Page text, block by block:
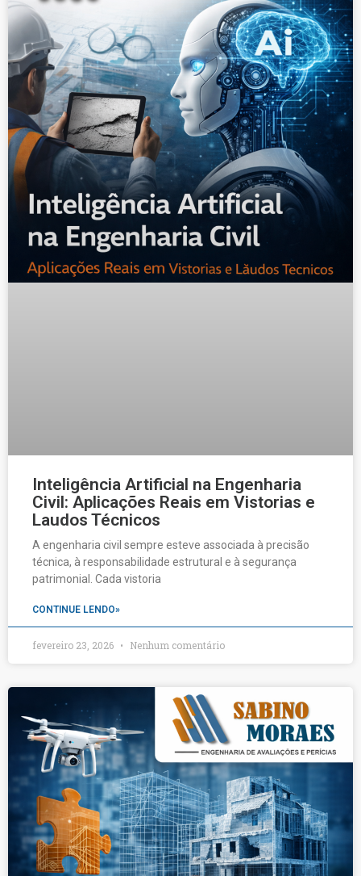
Inteligência Artificial na Engenharia
Civil: Aplicações Reais em Vistorias e
Laudos Técnicos
A engenharia civil sempre esteve associada à precisão
técnica, à responsabilidade estrutural e à segurança
patrimonial. Cada vistoria
CONTINUE LENDO»
fevereiro 23, 2026 Nenhum comentário